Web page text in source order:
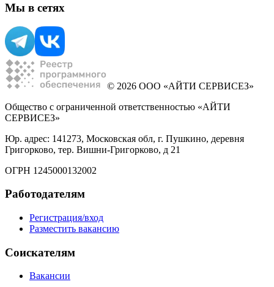
Мы в сетях
© 2026 ООО «АЙТИ СЕРВИСЕЗ»
Общество с ограниченной ответственностью «АЙТИ
СЕРВИСЕЗ»
Юр. адрес: 141273, Московская обл, г. Пушкино, деревня
Григорково, тер. Вишни-Григорково, д 21
ОГРН 1245000132002
Работодателям
Регистрация/вход
Разместить вакансию
Соискателям
Вакансии